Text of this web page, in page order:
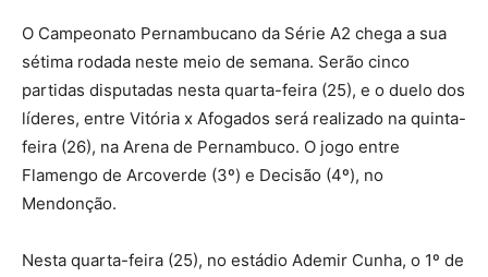
O Campeonato Pernambucano da Série A2 chega a sua
sétima rodada neste meio de semana. Serão cinco
partidas disputadas nesta quarta-feira (25), e o duelo dos
líderes, entre Vitória x Afogados será realizado na quinta-
feira (26), na Arena de Pernambuco. O jogo entre
Flamengo de Arcoverde (3º) e Decisão (4º), no
Mendonção.
Nesta quarta-feira (25), no estádio Ademir Cunha, o 1º de